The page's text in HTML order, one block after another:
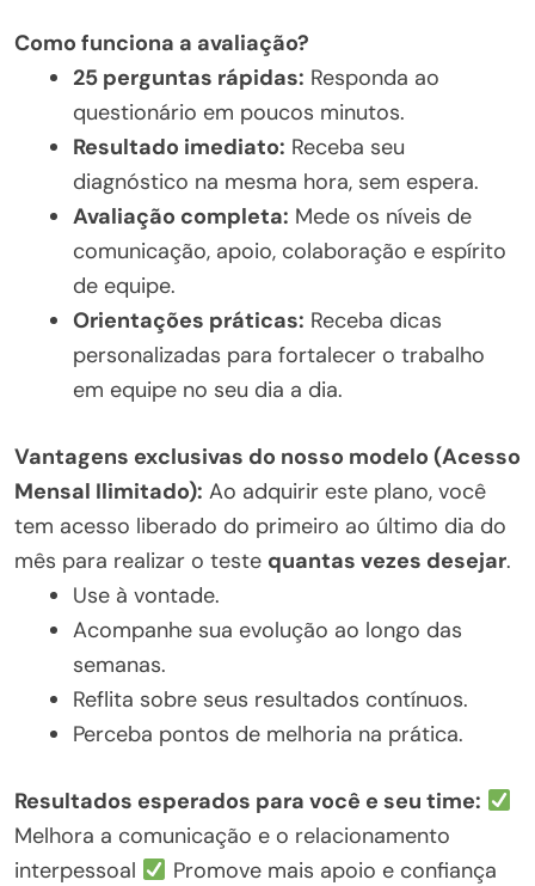
Como funciona a avaliação?
25 perguntas rápidas: Responda ao
questionário em poucos minutos.
Resultado imediato: Receba seu
diagnóstico na mesma hora, sem espera.
Avaliação completa: Mede os níveis de
comunicação, apoio, colaboração e espírito
de equipe.
Orientações práticas: Receba dicas
personalizadas para fortalecer o trabalho
em equipe no seu dia a dia.
Vantagens exclusivas do nosso modelo (Acesso
Mensal Ilimitado): Ao adquirir este plano, você
tem acesso liberado do primeiro ao último dia do
mês para realizar o teste quantas vezes desejar.
Use à vontade.
Acompanhe sua evolução ao longo das
semanas.
Reflita sobre seus resultados contínuos.
Perceba pontos de melhoria na prática.
Resultados esperados para você e seu time:
Melhora a comunicação e o relacionamento
interpessoal
Promove mais apoio e confiança